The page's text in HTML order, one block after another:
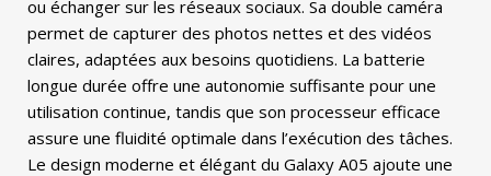
ou échanger sur les réseaux sociaux. Sa double caméra
permet de capturer des photos nettes et des vidéos
claires, adaptées aux besoins quotidiens. La batterie
longue durée offre une autonomie suffisante pour une
utilisation continue, tandis que son processeur efficace
assure une fluidité optimale dans l’exécution des tâches.
Le design moderne et élégant du Galaxy A05 ajoute une